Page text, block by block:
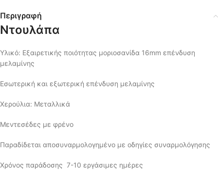
Περιγραφή
Ντουλάπα
Υλικό: Εξαιρετικής ποιότητας μοριοσανίδα 16mm επένδυση
μελαμίνης
Εσωτερική και εξωτερική επένδυση μελαμίνης
Χερούλια: Μεταλλικά
Μεντεσέδες με φρένο
Παραδίδεται αποσυναρμολογημένο με οδηγίες συναρμολόγησης
Χρόνος παράδοσης 7-10 εργάσιμες ημέρες